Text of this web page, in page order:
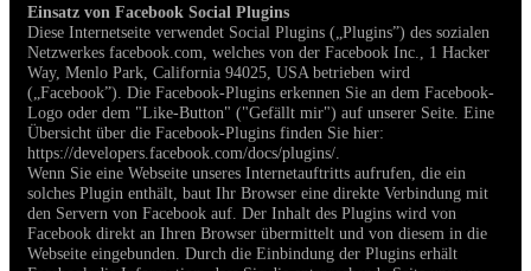
Einsatz von Facebook Social Plugins
Diese Internetseite verwendet Social Plugins („Plugins”) des sozialen
Netzwerkes facebook.com, welches von der Facebook Inc., 1 Hacker
Way, Menlo Park, California 94025, USA betrieben wird
(„Facebook”). Die Facebook-Plugins erkennen Sie an dem Facebook-
Logo oder dem "Like-Button" ("Gefällt mir") auf unserer Seite Eine
Übersicht über die Facebook-Plugins finden Sie hier:
https://developers.facebook.com/docs/plugins/.
Wenn Sie eine Webseite unseres Internetauftritts aufrufen, die ein
solches Plugin enthält, baut Ihr Browser eine direkte Verbindung mit
den Servern von Facebook auf. Der Inhalt des Plugins wird von
Facebook direkt an Ihren Browser übermittelt und von diesem in die
Webseite eingebunden. Durch die Einbindung der Plugins erhält